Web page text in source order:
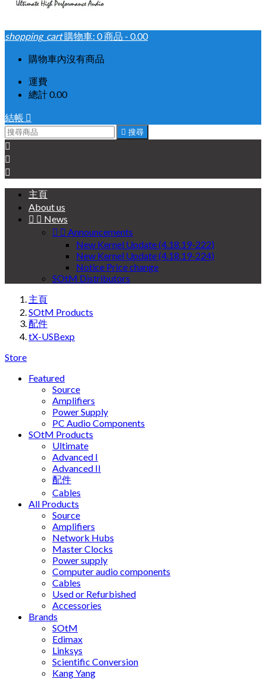
shopping_cart購物車: 0商品 - 0.00
購物車內沒有商品
運費
總計0.00
結帳 
 搜尋



主頁
About us
  News
  Announcements
New Kernel Update (4.18.19-222)
New Kernel Update (4.18.19-224)
Notice Price change
SOtM Distributors
主頁
SOtM Products
配件
tX-USBexp
Store
Featured
Source
Amplifiers
Power Supply
PC Audio Components
SOtM Products
Ultimate
Advanced I
Advanced II
配件
Cables
All Products
Source
Amplifiers
Network Hubs
Master Clocks
Power supply
Computer audio components
Cables
Used or Refurbished
Accessories
Brands
SOtM
Edimax
Linksys
Scientific Conversion
Kang Yang